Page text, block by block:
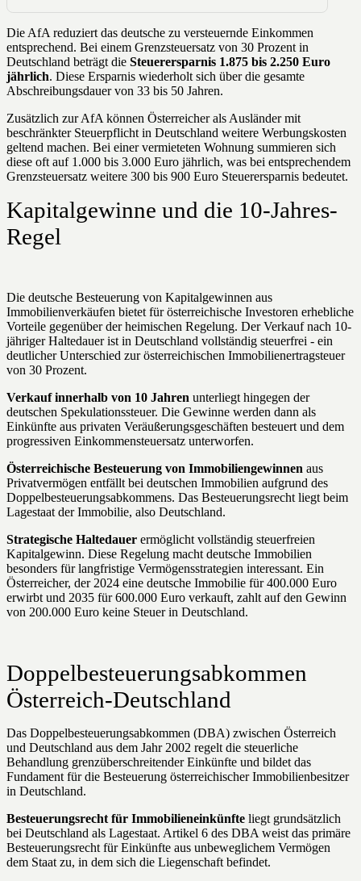
Die AfA reduziert das deutsche zu versteuernde Einkommen
entsprechend. Bei einem Grenzsteuersatz von 30 Prozent in
Deutschland beträgt die Steuerersparnis 1.875 bis 2.250 Euro
jährlich. Diese Ersparnis wiederholt sich über die gesamte
Abschreibungsdauer von 33 bis 50 Jahren.
Zusätzlich zur AfA können Österreicher als Ausländer mit
beschränkter Steuerpflicht in Deutschland weitere Werbungskosten
geltend machen. Bei einer vermieteten Wohnung summieren sich
diese oft auf 1.000 bis 3.000 Euro jährlich, was bei entsprechendem
Grenzsteuersatz weitere 300 bis 900 Euro Steuerersparnis bedeutet.
Kapitalgewinne und die 10-Jahres-
Regel
Die deutsche Besteuerung von Kapitalgewinnen aus
Immobilienverkäufen bietet für österreichische Investoren erhebliche
Vorteile gegenüber der heimischen Regelung. Der Verkauf nach 10-
jähriger Haltedauer ist in Deutschland vollständig steuerfrei - ein
deutlicher Unterschied zur österreichischen Immobilienertragsteuer
von 30 Prozent.
Verkauf innerhalb von 10 Jahren unterliegt hingegen der
deutschen Spekulationssteuer. Die Gewinne werden dann als
Einkünfte aus privaten Veräußerungsgeschäften besteuert und dem
progressiven Einkommensteuersatz unterworfen.
Österreichische Besteuerung von Immobiliengewinnen aus
Privatvermögen entfällt bei deutschen Immobilien aufgrund des
Doppelbesteuerungsabkommens. Das Besteuerungsrecht liegt beim
Lagestaat der Immobilie, also Deutschland.
Strategische Haltedauer ermöglicht vollständig steuerfreien
Kapitalgewinn. Diese Regelung macht deutsche Immobilien
besonders für langfristige Vermögensstrategien interessant. Ein
Österreicher, der 2024 eine deutsche Immobilie für 400.000 Euro
erwirbt und 2035 für 600.000 Euro verkauft, zahlt auf den Gewinn
von 200.000 Euro keine Steuer in Deutschland.
Doppelbesteuerungsabkommen
Österreich-Deutschland
Das Doppelbesteuerungsabkommen (DBA) zwischen Österreich
und Deutschland aus dem Jahr 2002 regelt die steuerliche
Behandlung grenzüberschreitender Einkünfte und bildet das
Fundament für die Besteuerung österreichischer Immobilienbesitzer
in Deutschland.
Besteuerungsrecht für Immobilieneinkünfte liegt grundsätzlich
bei Deutschland als Lagestaat. Artikel 6 des DBA weist das primäre
Besteuerungsrecht für Einkünfte aus unbeweglichem Vermögen
dem Staat zu, in dem sich die Liegenschaft befindet.